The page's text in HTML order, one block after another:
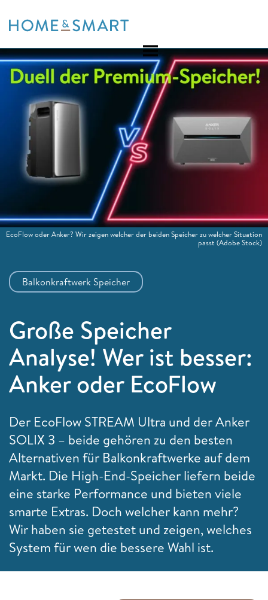
to
Balkonkraftwerk Speicher
Große Speicher
Analyse! Wer ist besser:
Anker oder EcoFlow
Der EcoFlow STREAM Ultra und der Anker
SOLIX 3 – beide gehören zu den besten
Alternativen für Balkonkraftwerke auf dem
Markt. Die High-End-Speicher liefern beide
eine starke Performance und bieten viele
smarte Extras. Doch welcher kann mehr?
Wir haben sie getestet und zeigen, welches
System für wen die bessere Wahl ist.
EcoFlow oder Anker? Wir zeigen welcher der beiden Speicher zu welcher Situation
passt (Adobe Stock)